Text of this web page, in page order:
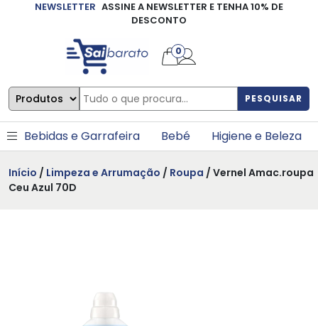
NEWSLETTER ASSINE A NEWSLETTER E TENHA 10% DE
DESCONTO
PESQUISAR
0
Bebidas e Garrafeira Bebé Higiene e Beleza
Início / Limpeza e Arrumação / Roupa / Vernel Amac.roupa
Ceu Azul 70D